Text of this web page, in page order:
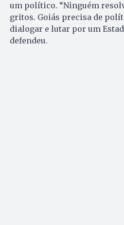
um político. “Ninguém
gritos. Goiás precisa de
dialogar e lutar por um
defendeu.